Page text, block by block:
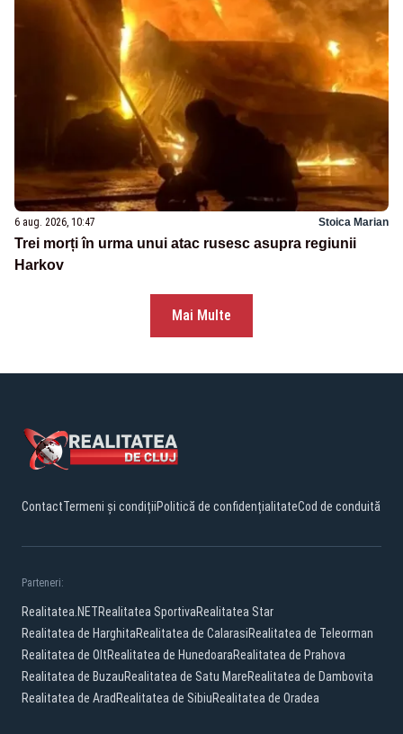
6 aug. 2026, 10:47 Stoica Marian
Trei morți în urma unui atac rusesc asupra regiunii
Harkov
Mai Multe
ContactTermeni și condițiiPolitică de confidențialitateCod de conduită
Parteneri:
Realitatea.NETRealitatea SportivaRealitatea Star
Realitatea de HarghitaRealitatea de CalarasiRealitatea de Teleorman
Realitatea de OltRealitatea de HunedoaraRealitatea de Prahova
Realitatea de BuzauRealitatea de Satu MareRealitatea de Dambovita
Realitatea de Arad Realitatea de SibiuRealitatea de Oradea